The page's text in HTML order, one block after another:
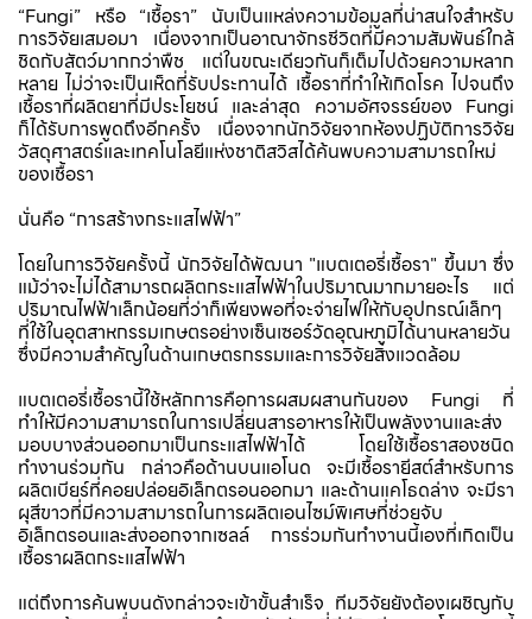
“Fungi” หรือ “เชื้อรา” นับเป็นแหล่งความข้อมูลที่น่าสนใจสำหรับ
การวิจัยเสมอมา เนื่องจากเป็นอาณาจักรชีวิตที่มีความสัมพันธ์ใกล้
ชิดกับสัตว์มากกว่าพืช แต่ในขณะเดียวกันก็เต็มไปด้วยความหลาก
หลาย ไม่ว่าจะเป็นเห็ดที่รับประทานได้ เชื้อราที่ทำให้เกิดโรค ไปจนถึง
เชื้อราที่ผลิตยาที่มีประโยชน์ และล่าสุด ความอัศจรรย์ของ Fungi
ก็ได้รับการพูดถึงอีกครั้ง เนื่องจากนักวิจัยจากห้องปฏิบัติการวิจัย
วัสดุศาสตร์และเทคโนโลยีแห่งชาติสวิสได้ค้นพบความสามารถใหม่
ของเชื้อรา
นั่นคือ “การสร้างกระแสไฟฟ้า”
โดยในการวิจัยครั้งนี้ นักวิจัยได้พัฒนา "แบตเตอรี่เชื้อรา" ขึ้นมา ซึ่ง
แม้ว่าจะไม่ได้สามารถผลิตกระแสไฟฟ้าในปริมาณมากมายอะไร แต่
ปริมาณไฟฟ้าเล็กน้อยที่ว่าก็เพียงพอที่จะจ่ายไฟให้กับอุปกรณ์เล็กๆ
ที่ใช้ในอุตสาหกรรมเกษตรอย่างเซ็นเซอร์วัดอุณหภูมิได้นานหลายวัน
ซึ่งมีความสำคัญในด้านเกษตรกรรมและการวิจัยสิ่งแวดล้อม
แบตเตอรี่เชื้อรานี้ใช้หลักการคือการผสมผสานกันของ Fungi ที่
ทำให้มีความสามารถในการเปลี่ยนสารอาหารให้เป็นพลังงานและส่ง
มอบบางส่วนออกมาเป็นกระแสไฟฟ้าได้ โดยใช้เชื้อราสองชนิด
ทำงานร่วมกัน กล่าวคือด้านบนแอโนด จะมีเชื้อรายีสต์สำหรับการ
ผลิตเบียร์ที่คอยปล่อยอิเล็กตรอนออกมา และด้านแคโธดล่าง จะมีรา
ผุสีขาวที่มีความสามารถในการผลิตเอนไซม์พิเศษที่ช่วยจับ
อิเล็กตรอนและส่งออกจากเซลล์ การร่วมกันทำงานนี้เองที่เกิดเป็น
เชื้อราผลิตกระแสไฟฟ้า
แต่ถึงการค้นพบนดังกล่าวจะเข้าขั้นสำเร็จ ทีมวิจัยยังต้องเผชิญกับ